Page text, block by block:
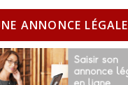
ANNONCE LÉGALE